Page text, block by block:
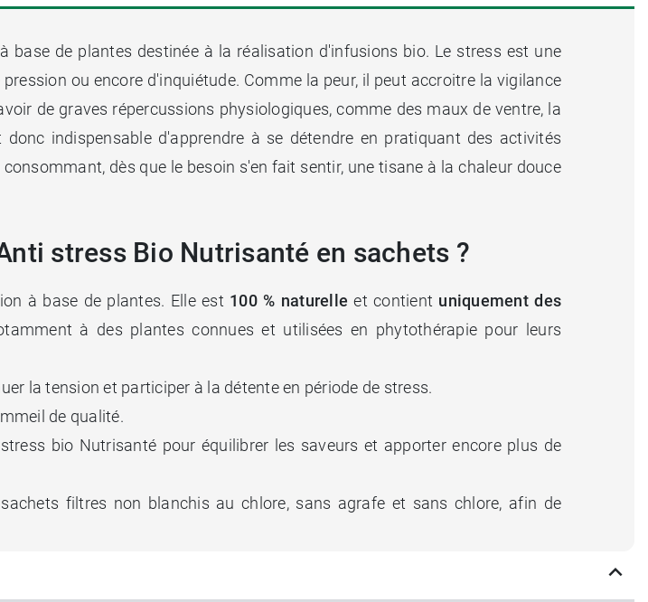
base de plantes destinée à la réalisation d'infusions bio. Le stress est une
ou encore d'inquiétude. Comme la peur, il peut accroitre la vigilance
de graves répercussions physiologiques, comme des maux de ventre, la
indispensable d'apprendre à se détendre en pratiquant des activités
dès que le besoin s'en fait sentir, une tisane à la chaleur douce
stress Bio Nutrisanté en sachets ?
à base de plantes. Elle est 100 % naturelle et contient uniquement des
à des plantes connues et utilisées en phytothérapie pour leurs
la tension et participer à la détente en période de stress.
de qualité.
bio Nutrisanté pour équilibrer les saveurs et apporter encore plus de
filtres non blanchis au chlore, sans agrafe et sans chlore, afin de
Bio Nutrisanté ?